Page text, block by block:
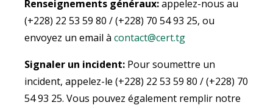
Renseignements généraux:appelez-nous au
(+228) 22 53 59 80 / (+228) 70 54 93 25, ou
envoyez un email à contact@cert.tg
Signaler un incident: Pour soumettre un
incident, appelez-le (+228) 22 53 59 80 / (+228) 70
54 93 25. Vous pouvez également remplir notre